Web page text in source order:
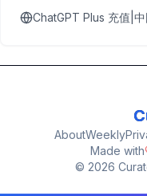
ChatGPT Plus 充值|
AboutWeekly
Made with
© 2026